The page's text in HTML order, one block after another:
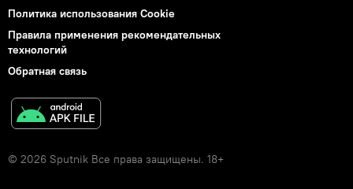
Политика использования Cookie
Правила применения рекомендательных
технологий
Обратная связь
© 2026 Sputnik Все права защищены. 18+